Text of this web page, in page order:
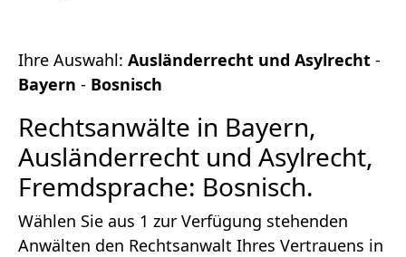
Ihre Auswahl: Ausländerrecht und Asylrecht -
Bayern - Bosnisch
Rechtsanwälte in Bayern,
Ausländerrecht und Asylrecht,
Fremdsprache: Bosnisch.
Wählen Sie aus 1 zur Verfügung stehenden
Anwälten den Rechtsanwalt Ihres Vertrauens in